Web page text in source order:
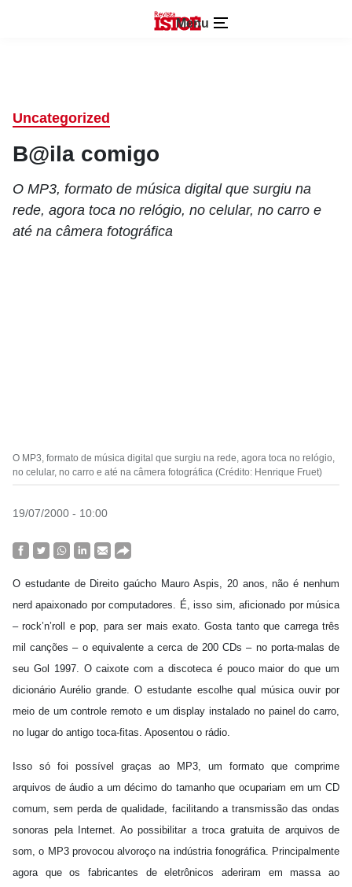
Menu
Uncategorized
B@ila comigo
O MP3, formato de música digital que surgiu na
rede, agora toca no relógio, no celular, no carro e
até na câmera fotográfica
O MP3, formato de música digital que surgiu na rede, agora toca no relógio,
no celular, no carro e até na câmera fotográfica (Crédito: Henrique Fruet)
19/07/2000 - 10:00
O estudante de Direito gaúcho Mauro Aspis, 20 anos, não é nenhum
nerd apaixonado por computadores. É, isso sim, aficionado por música
– rock’n’roll e pop, para ser mais exato. Gosta tanto que carrega três
mil canções – o equivalente a cerca de 200 CDs – no porta-malas de
seu Gol 1997. O caixote com a discoteca é pouco maior do que um
dicionário Aurélio grande. O estudante escolhe qual música ouvir por
meio de um controle remoto e um display instalado no painel do carro,
no lugar do antigo toca-fitas. Aposentou o rádio.
Isso só foi possível graças ao MP3, um formato que comprime
arquivos de áudio a um décimo do tamanho que ocupariam em um CD
comum, sem perda de qualidade, facilitando a transmissão das ondas
sonoras pela Internet. Ao possibilitar a troca gratuita de arquivos de
som, o MP3 provocou alvoroço na indústria fonográfica. Principalmente
agora que os fabricantes de eletrônicos aderiram em massa ao